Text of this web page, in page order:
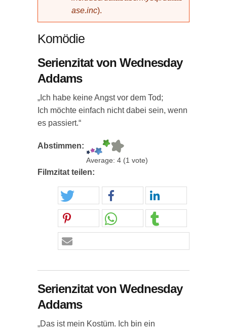
ase.inc).
Komödie
Serienzitat von Wednesday
Addams
„Ich habe keine Angst vor dem Tod;
Ich möchte einfach nicht dabei sein, wenn
es passiert.“
Abstimmen:
Average: 4 (1 vote)
Filmzitat teilen:
Serienzitat von Wednesday
Addams
„Das ist mein Kostüm. Ich bin ein